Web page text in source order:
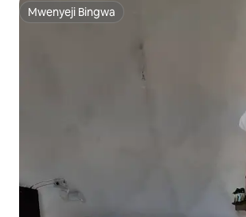
Mwenyeji Bingwa
Mwenyeji Bingwa